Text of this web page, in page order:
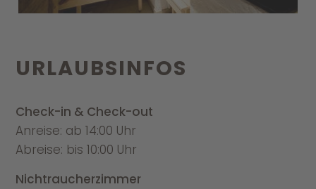
URLAUBS­INFOS
Check-in & Check-out
Anreise: ab 14:00 Uhr
Abreise: bis 10:00 Uhr
Nichtraucherzimmer